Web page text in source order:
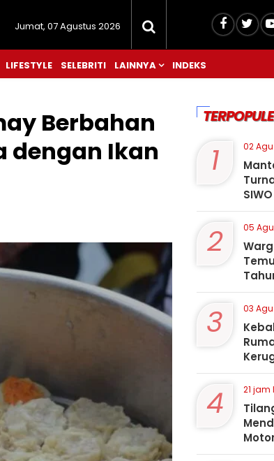
Jumat, 07 Agustus 2026
LIFESTYLE SELEBRITI LAINNYA INDEKS
Berbahan
dengan Ikan
1 02
2 05
3 03
4 21 jam
Kota